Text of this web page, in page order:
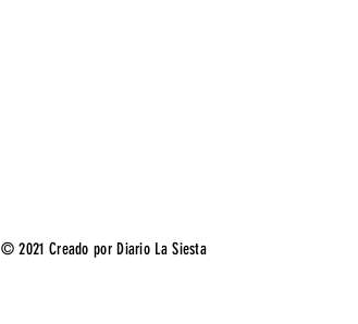
© 2021 Creado por Diario La Siesta